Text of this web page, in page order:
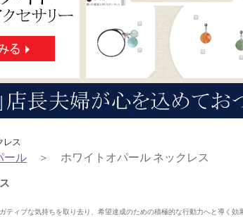
レス
ール ＞ ホワイトオパール ネックレス
ティブな気持ちを取り去り、希望達成のための積極的な行動力へと導く効